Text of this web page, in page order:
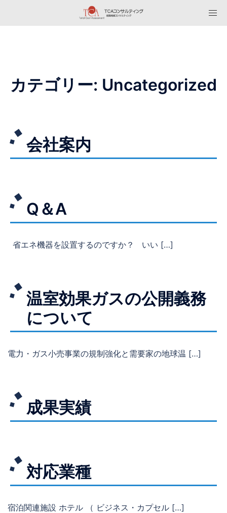
カテゴリー: Uncategorized
会社案内
Q＆A
省エネ機器を設置するのですか？ いい […]
温室効果ガスの公開義務
について
電力・ガス小売事業の規制強化と需要家の地球温 […]
成果実績
対応業種
宿泊関連施設 ホテル （ ビジネス・カプセル […]